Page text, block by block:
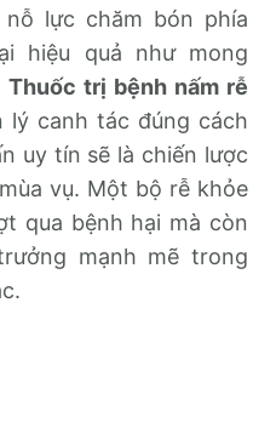
lực chăm bón phía
hiệu quả như mong
Thuốc trị bệnh nấm rễ
lý canh tác đúng cách
uy tín sẽ là chiến lược
vụ. Một bộ rễ khỏe
qua bệnh hại mà còn
mạnh mẽ trong